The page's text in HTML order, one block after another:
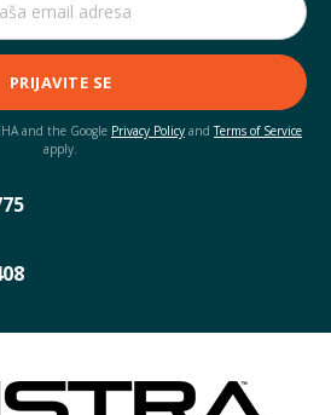
PRIJAVITE SE
and the Google Privacy Policy andTerms of Service
apply.